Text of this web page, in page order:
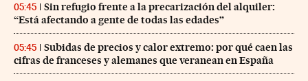
05:45
Sin refugio frente a la precarización del alquiler:
“Está afectando a gente de todas las edades”
05:45
Subidas de precios y calor extremo: por qué caen las
cifras de franceses y alemanes que veranean en España